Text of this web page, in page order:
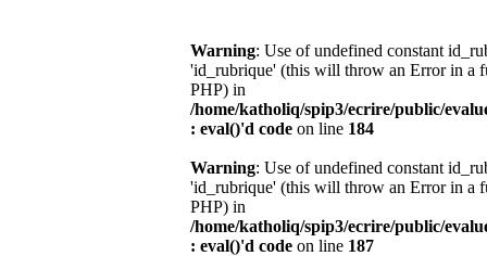
Warning: Use of undefined constant
'id_rubrique' (this will throw an Error in a
PHP) in
/home/katholiq/spip3/ecrire/public/
: eval()'d code on line 184
Warning: Use of undefined constant
'id_rubrique' (this will throw an Error in a
PHP) in
/home/katholiq/spip3/ecrire/public/
: eval()'d code on line 187